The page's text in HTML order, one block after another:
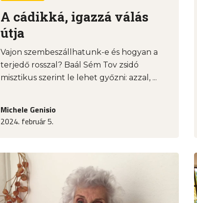
A cádikká, igazzá válás
útja
Vajon szembeszállhatunk-e és hogyan a
terjedő rosszal? Baál Sém Tov zsidó
misztikus szerint le lehet győzni: azzal, ...
Michele Genisio
2024. február 5.